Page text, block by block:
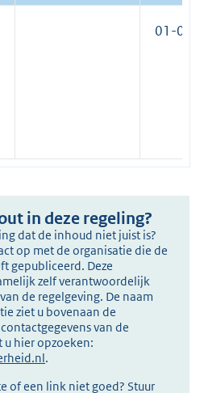
01-08-
in deze regeling?
dat de inhoud niet juist is?
op met de organisatie die de
gepubliceerd. Deze
zelf verantwoordelijk
de regelgeving. De naam
ziet u bovenaan de
van de
hier opzoeken:
.
of een link niet goed? Stuur